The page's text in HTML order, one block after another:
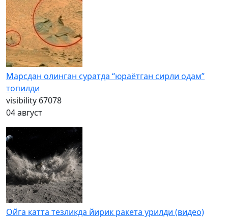
Марсдан олинган суратда “юраётган сирли одам”
топилди
visibility 67078
04 август
Ойга катта тезликда йирик ракета урилди (видео)